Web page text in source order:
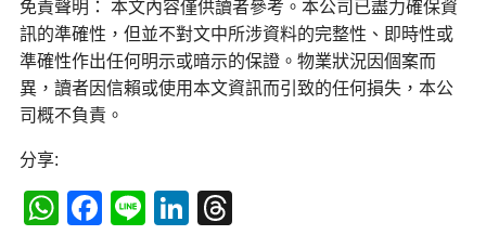
免責聲明： 本文內容僅供讀者參考。本公司已盡力確保資
訊的準確性，但並不對文中所涉資料的完整性、即時性或
準確性作出任何明示或暗示的保證。物業狀況因個案而
異，讀者因信賴或使用本文資訊而引致的任何損失，本公
司概不負責。
分享:
WhatsApp
Facebook
LineLinkedIn